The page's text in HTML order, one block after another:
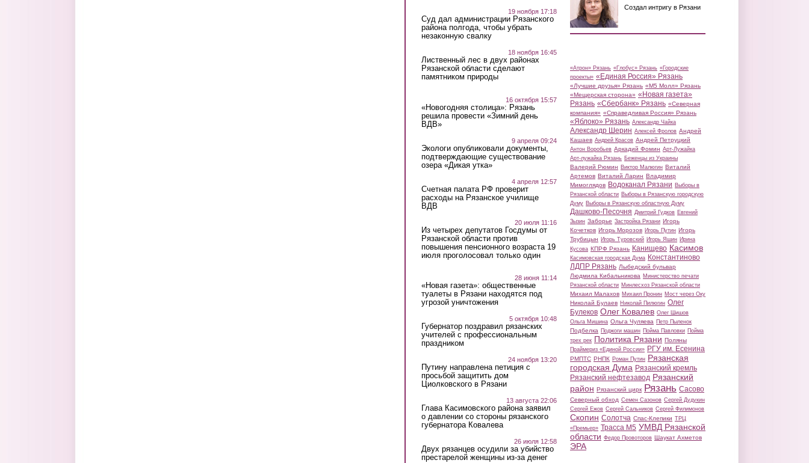
19 ноября 17:18
Суд дал администрации Рязанского
района полгода, чтобы убрать
незаконную свалку
18 ноября 16:45
Лиственный лес в двух районах
Рязанской области сделают
памятником природы
16 октября 15:57
«Новогодняя столица»: Рязань
решила провести «Зимний день
ВДВ»
9 апреля 09:24
Экологи опубликовали документы,
подтверждающие существование
озера «Дикая утка»
4 апреля 12:57
Счетная палата РФ проверит
расходы на Рязанское училище
ВДВ
20 июля 11:16
Из четырех депутатов Госдумы от
Рязанской области против
повышения пенсионного возраста 19
июля проголосовал только один
28 июня 11:14
«Новая газета»: общественные
туалеты в Рязани находятся под
угрозой уничтожения
5 октября 10:48
Губернатор поздравил рязанских
учителей с профессиональным
праздником
24 ноября 13:20
Путину направлена петиция с
просьбой защитить дом
Циолковского в Рязани
13 августа 22:06
Глава Касимовского района заявил
о давлении со стороны рязанского
губернатора Ковалева
26 июля 12:58
Двух рязанцев осудили за убийство
престарелой женщины из-за денег
Создал интригу в Рязани
«Атрон» Рязань «Глобус» Рязань «Городские
проекты» «Единая Россия» Рязань
«Лучшие друзья» Рязань «М5 Молл» Рязань
«Мещерская сторона» «Новая газета»
Рязань «Сбербанк» Рязань «Северная
компания» «Справедливая Россия» Рязань
«Яблоко» Рязань Александр Чайка
Александр Шерин Алексей Фролов Андрей
Кашаев Андрей Красов Андрей Петруцкий
Антон Воробьев Аркадий Фомин Арт-Лужайка
Арт-лужайка Рязань Беженцы из Украины
Валерий Рюмин Виктор Малюгин Виталий
Артемов Виталий Ларин Владимир
Мимоглядов Водоканал Рязани Выборы в
Рязанской области Выборы в Рязанскую городскую
Думу Выборы в Рязанскую областную Думу
Дашково-Песочня Дмитрий Гудков Евгений
Зызин Заборье Застройка Рязани Игорь
Кочетков Игорь Морозов Игорь Путин Игорь
Трубицын Игорь Туровский Игорь Яшин Ирина
Кусова КПРФ Рязань Канищево Касимов
Касимовская городская Дума Константиново
ЛДПР Рязань Лыбедский бульвар
Людмила Кибальникова Министерство печати
Рязанской области Минлесхоз Рязанской области
Михаил Малахов Михаил Пронин Мост через Оку
Николай Булаев Николай Пилюгин Олег
Булеков Олег Ковалев Олег Шишов
Ольга Мишина Ольга Чуляева Петр Пыленок
Подбелка Поджоги машин Пойма Павловки Пойма
трех рек Политика Рязани Поляны
Праймериз «Единой России» РГУ им. Есенина
РМПТС РНПК Роман Путин Рязанская
городская Дума Рязанский кремль
Рязанский нефтезавод Рязанский
район Рязанский цирк Рязань Сасово
Северный обход Семен Сазонов Сергей Дудукин
Сергей Ежов Сергей Сальников Сергей Филимонов
Скопин Солотча Спас-Клепики ТРЦ
«Премьер» Трасса М5 УМВД Рязанской
области Федор Провоторов Шаукат Ахметов
ЭРА